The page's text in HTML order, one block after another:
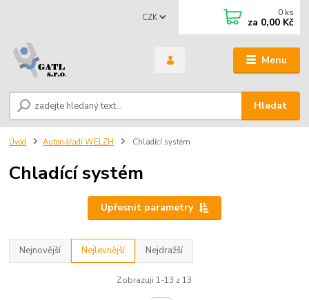
Menu
CZK
Hledat
0 ks
za 0,00 Kč
Úvod Autonářadí WELZH Chladící systém
Chladící systém
Upřesnit parametry
Nejnovější Nejlevnější Nejdražší
Zobrazuji 1-13 z 13